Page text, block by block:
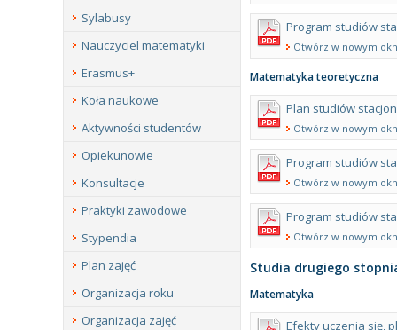
Program studiów
Otwórz w nowym
Matematyka teoretyczna
Plan studiów
Otwórz w nowym
Program studiów
Otwórz w nowym
Program studiów
Otwórz w nowym
Studia drugiego
Matematyka
Efekty uczenia się,
Sylabusy
Nauczyciel matematyki
Erasmus+
Koła naukowe
Aktywności studentów
Opiekunowie
Konsultacje
Praktyki zawodowe
Stypendia
Plan zajęć
Organizacja roku
Organizacja zajęć